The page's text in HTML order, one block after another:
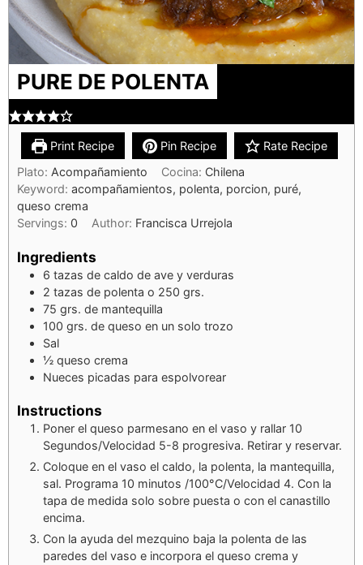
PURE DE POLENTA
Print Recipe Pin Recipe
Rate Recipe
Plato: Acompañamiento Cocina: Chilena
Keyword: acompañamientos, polenta, porcion, puré,
queso crema
Servings: 0 Author: Francisca Urrejola
Ingredients
6 tazas de caldo de ave y verduras
2 tazas de polenta o 250 grs.
75 grs. de mantequilla
100 grs. de queso en un solo trozo
Sal
½ queso crema
Nueces picadas para espolvorear
Instructions
Poner el queso parmesano en el vaso y rallar 10
Segundos/Velocidad 5-8 progresiva. Retirar y reservar.
Coloque en el vaso el caldo, la polenta, la mantequilla,
sal. Programa 10 minutos /100°C/Velocidad 4. Con la
tapa de medida solo sobre puesta o con el canastillo
encima.
Con la ayuda del mezquino baja la polenta de las
paredes del vaso e incorpora el queso crema y